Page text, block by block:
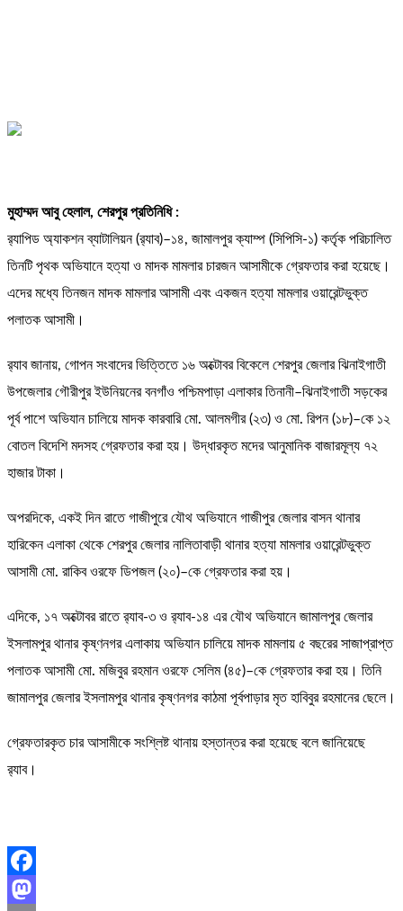
মুহাম্মদ আবু হেলাল, শেরপুর প্রতিনিধি :
র‌্যাপিড অ্যাকশন ব্যাটালিয়ন (র‌্যাব)–১৪, জামালপুর ক্যাম্প (সিপিসি-১) কর্তৃক পরিচালিত
তিনটি পৃথক অভিযানে হত্যা ও মাদক মামলার চারজন আসামীকে গ্রেফতার করা হয়েছে।
এদের মধ্যে তিনজন মাদক মামলার আসামী এবং একজন হত্যা মামলার ওয়ারেন্টভুক্ত
পলাতক আসামী।
র‌্যাব জানায়, গোপন সংবাদের ভিত্তিতে ১৬ অক্টোবর বিকেলে শেরপুর জেলার ঝিনাইগাতী
উপজেলার গৌরীপুর ইউনিয়নের বনগাঁও পশ্চিমপাড়া এলাকার তিনানী–ঝিনাইগাতী সড়কের
পূর্ব পাশে অভিযান চালিয়ে মাদক কারবারি মো. আলমগীর (২৩) ও মো. রিপন (১৮)–কে ১২
বোতল বিদেশি মদসহ গ্রেফতার করা হয়। উদ্ধারকৃত মদের আনুমানিক বাজারমূল্য ৭২
হাজার টাকা।
অপরদিকে, একই দিন রাতে গাজীপুরে যৌথ অভিযানে গাজীপুর জেলার বাসন থানার
হারিকেন এলাকা থেকে শেরপুর জেলার নালিতাবাড়ী থানার হত্যা মামলার ওয়ারেন্টভুক্ত
আসামী মো. রাকিব ওরফে ডিপজল (২০)–কে গ্রেফতার করা হয়।
এদিকে, ১৭ অক্টোবর রাতে র‌্যাব-৩ ও র‌্যাব-১৪ এর যৌথ অভিযানে জামালপুর জেলার
ইসলামপুর থানার কৃষ্ণনগর এলাকায় অভিযান চালিয়ে মাদক মামলায় ৫ বছরের সাজাপ্রাপ্ত
পলাতক আসামী মো. মজিবুর রহমান ওরফে সেলিম (৪৫)–কে গ্রেফতার করা হয়। তিনি
জামালপুর জেলার ইসলামপুর থানার কৃষ্ণনগর কাঠমা পূর্বপাড়ার মৃত হাবিবুর রহমানের ছেলে।
গ্রেফতারকৃত চার আসামীকে সংশ্লিষ্ট থানায় হস্তান্তর করা হয়েছে বলে জানিয়েছে
র‌্যাব।
Facebook